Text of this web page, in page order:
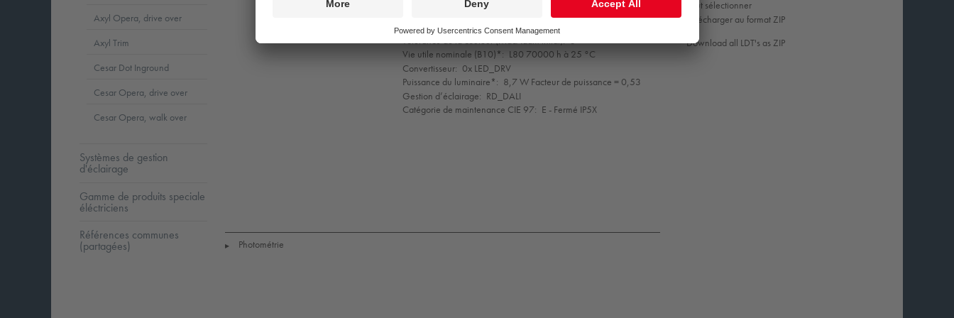
Tout sélectionner
Télécharger au format ZIP
Download all LDT's as ZIP
Indice min. de rendu des couleurs:
Température de couleur*: 3000 Kelvin
Tolérance de la couleur (MacAdam intial): 3
Vie utile nominale (B10)*: L80 70000 h à 25 °C
Convertisseur: 0x LED_DRV
Puissance du luminaire*: 8,7 W Facteur de puissance = 0,53
Gestion d’éclairage: RD_DALI
Catégorie de maintenance CIE 97: E - Fermé IP5X
▶ Photométrie
Axyl Opera, drive over
Axyl Trim
Cesar Dot Inground
Cesar Opera, drive over
Cesar Opera, walk over
Systèmes de gestion
d'éclairage
Gamme de produits speciale
éléctriciens
Références communes
(partagées)